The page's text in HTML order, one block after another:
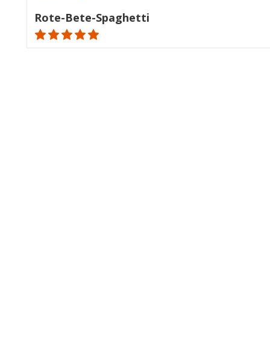
Rote-Bete-Spaghetti
ratings.NaN